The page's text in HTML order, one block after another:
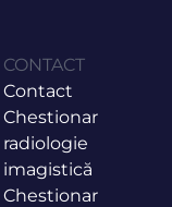
CONTACT
Contact
Chestionar
radiologie
imagistică
Chestionar